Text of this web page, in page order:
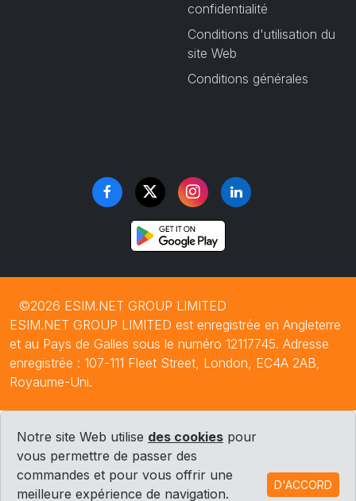
confidentialité
Conditions d'utilisation du
site Web
Conditions générales
©2026 ESIM.NET GROUP LIMITED
ESIM.NET GROUP LIMITED est enregistrée en Angleterre
et au Pays de Galles sous le numéro 12117745. Adresse
enregistrée : 107-111 Fleet Street, London, EC4A 2AB,
Royaume-Uni.
Notre site Web utilise des cookies pour
vous permettre de passer des
commandes et pour vous offrir une
meilleure expérience de navigation.
D'ACCORD